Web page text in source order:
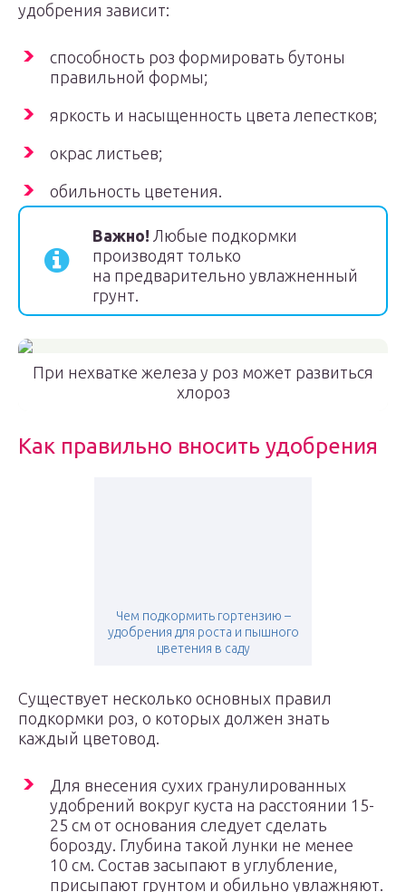
удобрения зависит:
способность роз формировать бутоны
правильной формы;
яркость и насыщенность цвета лепестков;
окрас листьев;
обильность цветения.
Важно! Любые подкормки
производят только
на предварительно увлажненный
грунт.
При нехватке железа у роз может развиться
хлороз
Как правильно вносить удобрения
Чем подкормить гортензию –
удобрения для роста и пышного
цветения в саду
Существует несколько основных правил
подкормки роз, о которых должен знать
каждый цветовод.
Для внесения сухих гранулированных
удобрений вокруг куста на расстоянии 15-
25 см от основания следует сделать
борозду. Глубина такой лунки не менее
10 см. Состав засыпают в углубление,
присыпают грунтом и обильно увлажняют.